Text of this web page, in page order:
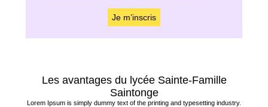
Je m’inscris
Les avantages du lycée Sainte-Famille
Saintonge
Lorem Ipsum is simply dummy text of the printing and typesetting industry.